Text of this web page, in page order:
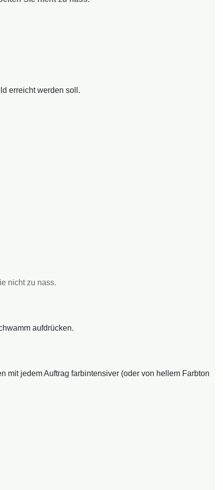
erreicht werden soll.
nicht zu nass.
aufdrücken.
mit jedem Auftrag farbintensiver (oder von hellem Farbton